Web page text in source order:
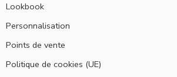
Lookbook
Personnalisation
Points de vente
Politique de cookies (UE)